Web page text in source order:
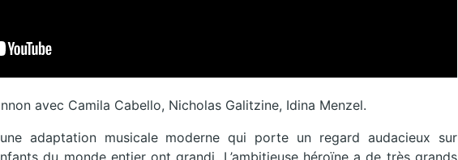
avec Camila Cabello, Nicholas Galitzine, Idina Menzel.
adaptation musicale moderne qui porte un regard audacieux sur